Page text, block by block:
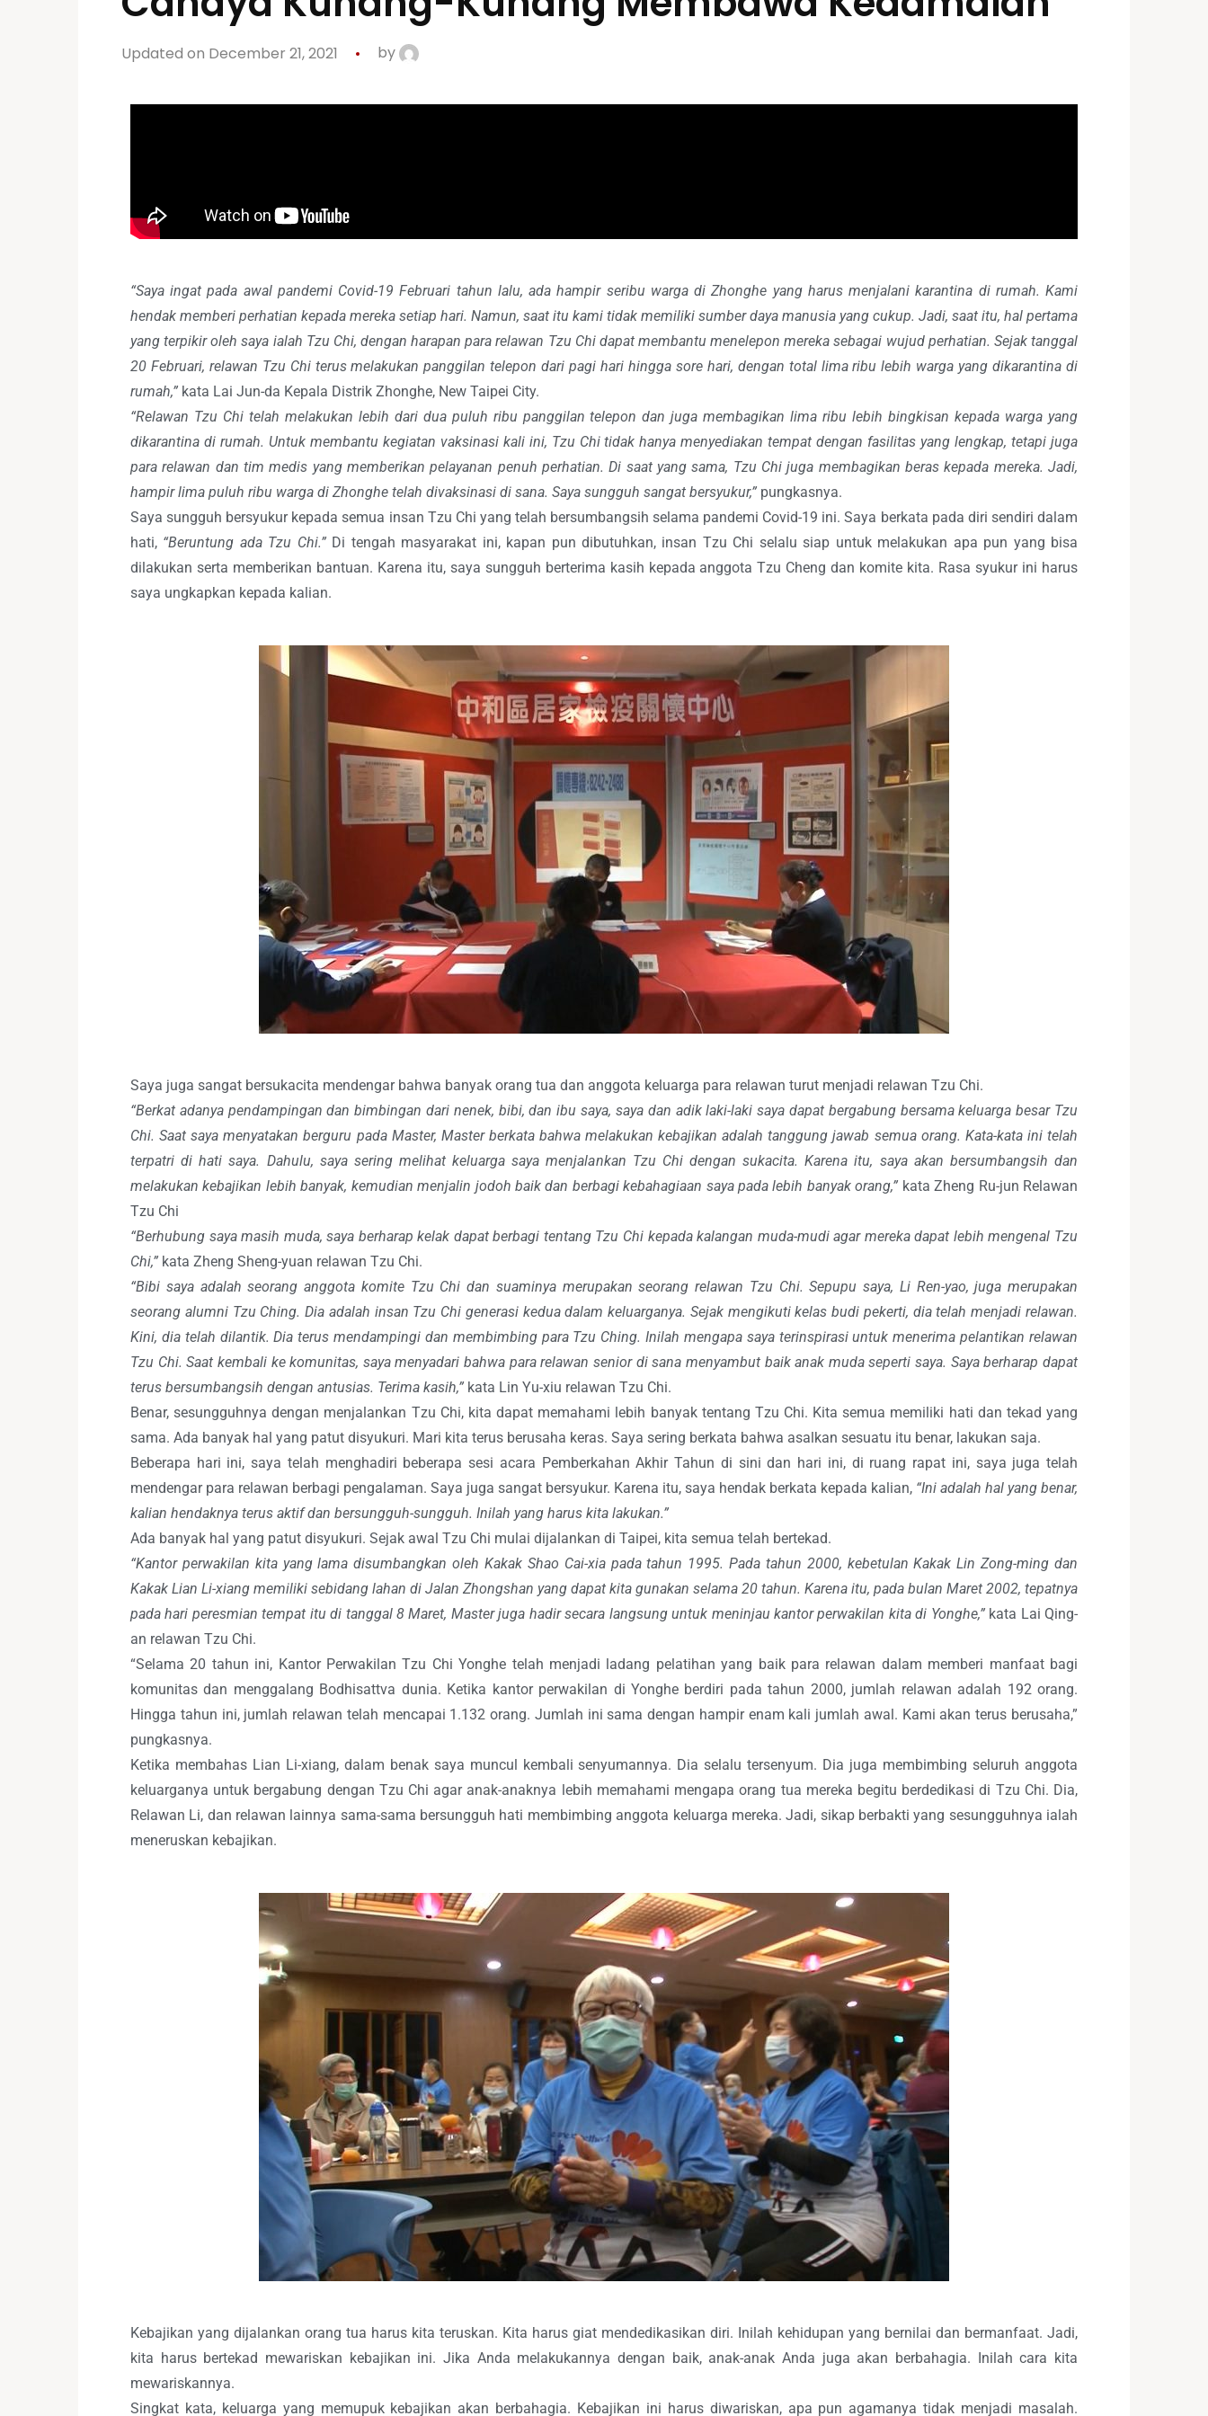
Updated on December 21, 2021 by
“Saya ingat pada awal pandemi Covid-19 Februari tahun lalu, ada hampir seribu warga di Zhonghe yang harus menjalani karantina di rumah. Kami
hendak memberi perhatian kepada mereka setiap hari. Namun, saat itu kami tidak memiliki sumber daya manusia yang cukup. Jadi, saat itu, hal pertama
yang terpikir oleh saya ialah Tzu Chi, dengan harapan para relawan Tzu Chi dapat membantu menelepon mereka sebagai wujud perhatian. Sejak tanggal
20 Februari, relawan Tzu Chi terus melakukan panggilan telepon dari pagi hari hingga sore hari, dengan total lima ribu lebih warga yang dikarantina di
rumah,” kata Lai Jun-da Kepala Distrik Zhonghe, New Taipei City.
“Relawan Tzu Chi telah melakukan lebih dari dua puluh ribu panggilan telepon dan juga membagikan lima ribu lebih bingkisan kepada warga yang
dikarantina di rumah. Untuk membantu kegiatan vaksinasi kali ini, Tzu Chi tidak hanya menyediakan tempat dengan fasilitas yang lengkap, tetapi juga
para relawan dan tim medis yang memberikan pelayanan penuh perhatian. Di saat yang sama, Tzu Chi juga membagikan beras kepada mereka. Jadi,
hampir lima puluh ribu warga di Zhonghe telah divaksinasi di sana. Saya sungguh sangat bersyukur,” pungkasnya.
Saya sungguh bersyukur kepada semua insan Tzu Chi yang telah bersumbangsih selama pandemi Covid-19 ini. Saya berkata pada diri sendiri dalam
hati, “Beruntung ada Tzu Chi.” Di tengah masyarakat ini, kapan pun dibutuhkan, insan Tzu Chi selalu siap untuk melakukan apa pun yang bisa
dilakukan serta memberikan bantuan. Karena itu, saya sungguh berterima kasih kepada anggota Tzu Cheng dan komite kita. Rasa syukur ini harus
saya ungkapkan kepada kalian.
Saya juga sangat bersukacita mendengar bahwa banyak orang tua dan anggota keluarga para relawan turut menjadi relawan Tzu Chi.
“Berkat adanya pendampingan dan bimbingan dari nenek, bibi, dan ibu saya, saya dan adik laki-laki saya dapat bergabung bersama keluarga besar Tzu
Chi. Saat saya menyatakan berguru pada Master, Master berkata bahwa melakukan kebajikan adalah tanggung jawab semua orang. Kata-kata ini telah
terpatri di hati saya. Dahulu, saya sering melihat keluarga saya menjalankan Tzu Chi dengan sukacita. Karena itu, saya akan bersumbangsih dan
melakukan kebajikan lebih banyak, kemudian menjalin jodoh baik dan berbagi kebahagiaan saya pada lebih banyak orang,” kata Zheng Ru-jun Relawan
Tzu Chi
“Berhubung saya masih muda, saya berharap kelak dapat berbagi tentang Tzu Chi kepada kalangan muda-mudi agar mereka dapat lebih mengenal Tzu
Chi,” kata Zheng Sheng-yuan relawan Tzu Chi.
“Bibi saya adalah seorang anggota komite Tzu Chi dan suaminya merupakan seorang relawan Tzu Chi. Sepupu saya, Li Ren-yao, juga merupakan
seorang alumni Tzu Ching. Dia adalah insan Tzu Chi generasi kedua dalam keluarganya. Sejak mengikuti kelas budi pekerti, dia telah menjadi relawan.
Kini, dia telah dilantik. Dia terus mendampingi dan membimbing para Tzu Ching. Inilah mengapa saya terinspirasi untuk menerima pelantikan relawan
Tzu Chi. Saat kembali ke komunitas, saya menyadari bahwa para relawan senior di sana menyambut baik anak muda seperti saya. Saya berharap dapat
terus bersumbangsih dengan antusias. Terima kasih,” kata Lin Yu-xiu relawan Tzu Chi.
Benar, sesungguhnya dengan menjalankan Tzu Chi, kita dapat memahami lebih banyak tentang Tzu Chi. Kita semua memiliki hati dan tekad yang
sama. Ada banyak hal yang patut disyukuri. Mari kita terus berusaha keras. Saya sering berkata bahwa asalkan sesuatu itu benar, lakukan saja.
Beberapa hari ini, saya telah menghadiri beberapa sesi acara Pemberkahan Akhir Tahun di sini dan hari ini, di ruang rapat ini, saya juga telah
mendengar para relawan berbagi pengalaman. Saya juga sangat bersyukur. Karena itu, saya hendak berkata kepada kalian, “Ini adalah hal yang benar,
kalian hendaknya terus aktif dan bersungguh-sungguh. Inilah yang harus kita lakukan.”
Ada banyak hal yang patut disyukuri. Sejak awal Tzu Chi mulai dijalankan di Taipei, kita semua telah bertekad.
“Kantor perwakilan kita yang lama disumbangkan oleh Kakak Shao Cai-xia pada tahun 1995. Pada tahun 2000, kebetulan Kakak Lin Zong-ming dan
Kakak Lian Li-xiang memiliki sebidang lahan di Jalan Zhongshan yang dapat kita gunakan selama 20 tahun. Karena itu, pada bulan Maret 2002, tepatnya
pada hari peresmian tempat itu di tanggal 8 Maret, Master juga hadir secara langsung untuk meninjau kantor perwakilan kita di Yonghe,”kata Lai Qing-
an relawan Tzu Chi.
“Selama 20 tahun ini, Kantor Perwakilan Tzu Chi Yonghe telah menjadi ladang pelatihan yang baik para relawan dalam memberi manfaat bagi
komunitas dan menggalang Bodhisattva dunia. Ketika kantor perwakilan di Yonghe berdiri pada tahun 2000, jumlah relawan adalah 192 orang.
Hingga tahun ini, jumlah relawan telah mencapai 1.132 orang. Jumlah ini sama dengan hampir enam kali jumlah awal. Kami akan terus berusaha,”
pungkasnya.
Ketika membahas Lian Li-xiang, dalam benak saya muncul kembali senyumannya. Dia selalu tersenyum. Dia juga membimbing seluruh anggota
keluarganya untuk bergabung dengan Tzu Chi agar anak-anaknya lebih memahami mengapa orang tua mereka begitu berdedikasi di Tzu Chi. Dia,
Relawan Li, dan relawan lainnya sama-sama bersungguh hati membimbing anggota keluarga mereka. Jadi, sikap berbakti yang sesungguhnya ialah
meneruskan kebajikan.
Kebajikan yang dijalankan orang tua harus kita teruskan. Kita harus giat mendedikasikan diri. Inilah kehidupan yang bernilai dan bermanfaat. Jadi,
kita harus bertekad mewariskan kebajikan ini. Jika Anda melakukannya dengan baik, anak-anak Anda juga akan berbahagia. Inilah cara kita
mewariskannya.
Singkat kata, keluarga yang memupuk kebajikan akan berbahagia. Kebajikan ini harus diwariskan, apa pun agamanya tidak menjadi masalah.